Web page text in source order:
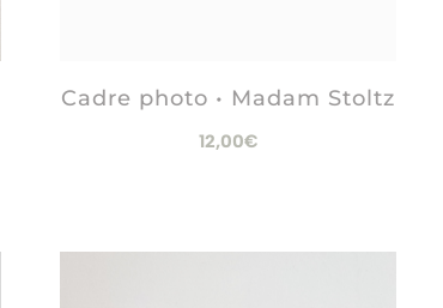
Cadre photo • Madam Stoltz
12,00€